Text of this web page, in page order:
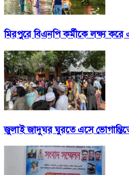
মিরপুরে বিএনপি কর্মীকে লক্ষ্য
জুলাই জাদুঘর ঘুরতে এসে ভোগান্তিতে